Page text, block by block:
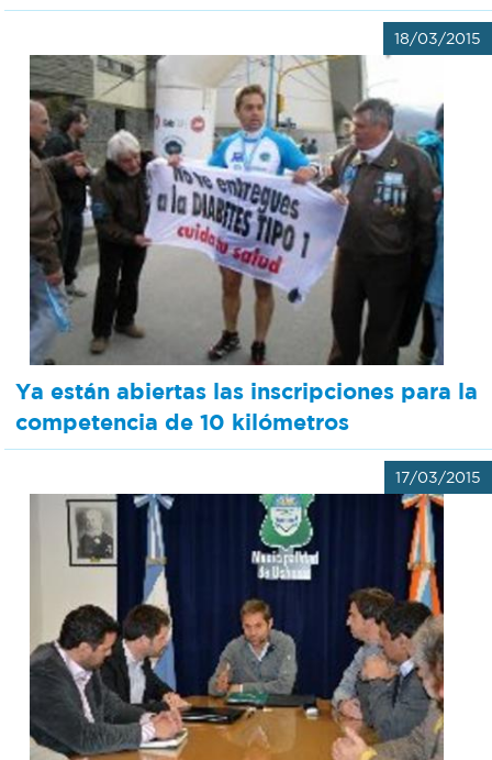
18/03/2015
Ya están abiertas las inscripciones para la
competencia de 10 kilómetros
17/03/2015